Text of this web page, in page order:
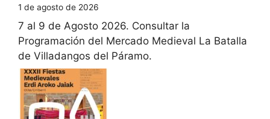
1 de agosto de 2026
7 al 9 de Agosto 2026. Consultar la
Programación del Mercado Medieval La Batalla
de Villadangos del Páramo.